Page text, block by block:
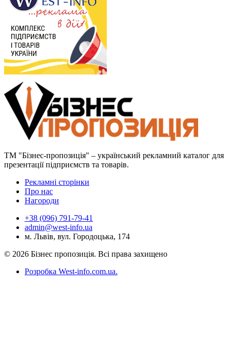
ТМ "Бізнес-пропозиція" – український рекламний каталог для
презентації підприємств та товарів.
Рекламні сторінки
Про нас
Нагороди
+38 (096) 791-79-41
admin@west-info.ua
м. Львів, вул. Городоцька, 174
© 2026 Бізнес пропозиція. Всі права захищено
Розробка West-info.com.ua.